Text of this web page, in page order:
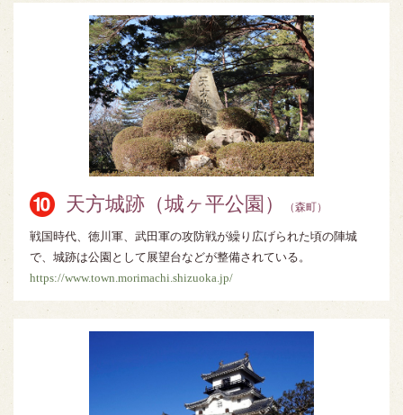
天方城跡（城ヶ平公園） （森町）
戦国時代、徳川軍、武田軍の攻防戦が繰り広げられた頃の陣城
で、城跡は公園として展望台などが整備されている。
https://www.town.morimachi.shizuoka.jp/